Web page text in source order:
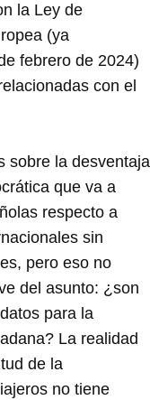
la Ley de
(ya
febrero de 2024)
con el
sobre la desventaja
que va a
respecto a
sin
pero eso no
del asunto: ¿son
para la
La realidad
de la
no tiene